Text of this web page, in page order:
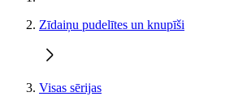
Zīdaiņu pudelītes un knupīši
Visas sērijas